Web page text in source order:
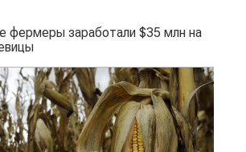
фермеры заработали $35 млн на